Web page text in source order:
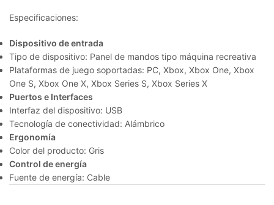
Especificaciones:
Dispositivo de entrada
Tipo de dispositivo: Panel de mandos tipo máquina recreativa
Plataformas de juego soportadas: PC, Xbox, Xbox One, Xbox
One S, Xbox One X, Xbox Series S, Xbox Series X
Puertos e Interfaces
Interfaz del dispositivo: USB
Tecnología de conectividad: Alámbrico
Ergonomía
Color del producto: Gris
Control de energía
Fuente de energía: Cable